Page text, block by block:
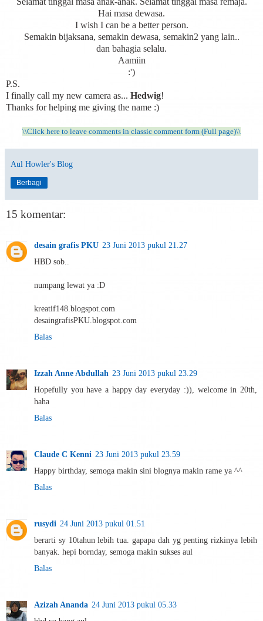
Hai masa dewasa.
I wish I can be a better person.
Semakin bijaksana, semakin dewasa, semakin2 yang lain..
dan bahagia selalu.
Aamiin
:')
P.S.
I finally call my new camera as... Hedwig!
Thanks for helping me giving the name :)
\\Click here to leave comments in classic comment form (Full page)\\
Aul Howler's Blog
Berbagi
15 komentar:
desain grafis PKU 23 Juni 2013 pukul 21.27
HBD sob..
numpang lewat ya :D
kreatif148.blogspot.com
desaingrafisPKU.blogspot.com
Balas
Izzah Anne Abdullah 23 Juni 2013 pukul 23.29
Hopefully you have a happy day everyday :)), welcome in 20th,
haha
Balas
Claude C Kenni 23 Juni 2013 pukul 23.59
Happy birthday, semoga makin sini blognya makin rame ya ^^
Balas
rusydi 24 Juni 2013 pukul 01.51
berarti sy 10tahun lebih tua. gapapa dah yg penting rizkinya lebih
banyak. hepi bornday, semoga makin sukses aul
Balas
Azizah Ananda 24 Juni 2013 pukul 05.33